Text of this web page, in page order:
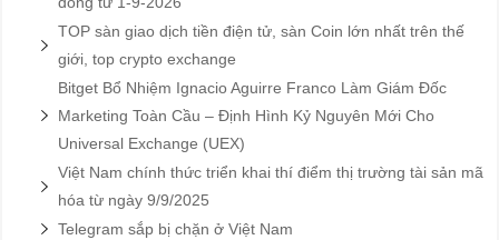
TOP sàn giao dịch tiền điện tử, sàn Coin lớn nhất trên thế
giới, top crypto exchange
Bitget Bổ Nhiệm Ignacio Aguirre Franco Làm Giám Đốc
Marketing Toàn Cầu – Định Hình Kỷ Nguyên Mới Cho
Universal Exchange (UEX)
Việt Nam chính thức triển khai thí điểm thị trường tài sản mã
hóa từ ngày 9/9/2025
Telegram sắp bị chặn ở Việt Nam